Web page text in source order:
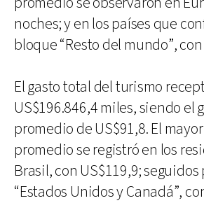
noches; y en los países que
bloque “Resto del mundo”,
El gasto total del turismo
US$196.846,4 miles, siendo el
promedio de US$91,8. El
promedio se registró en los
Brasil, con US$119,9; seguidos
“Estados Unidos y Canadá”,